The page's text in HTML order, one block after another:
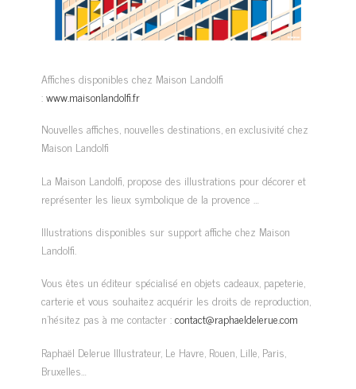
Affiches disponibles chez Maison Landolfi
:www.maisonlandolfi.fr
Nouvelles affiches, nouvelles destinations, en exclusivité chez
Maison Landolfi
La Maison Landolfi, propose des illustrations pour décorer et
représenter les lieux symbolique de la provence …
Illustrations disponibles sur support affiche chez Maison
Landolfi.
Vous êtes un éditeur spécialisé en objets cadeaux, papeterie,
carterie et vous souhaitez acquérir les droits de reproduction,
n’hésitez pas à me contacter :contact@raphaeldelerue.com
Raphaël Delerue Illustrateur, Le Havre, Rouen, Lille, Paris,
Bruxelles…